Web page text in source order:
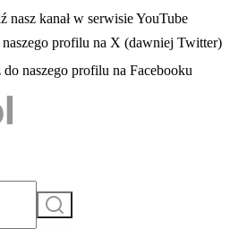
się w nowej karcie
nasz kanał w serwisie YouTube
karcie
naszego profilu na X (dawniej Twitter)
się w nowej karcie
do naszego profilu na Facebooku
Szukaj